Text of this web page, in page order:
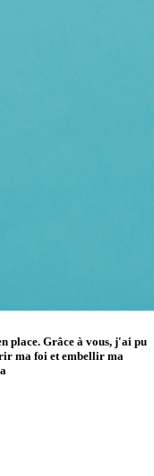
place. Grâce à vous, j'ai pu
ma foi et embellir ma